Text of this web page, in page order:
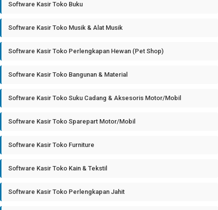
Software Kasir Toko Buku
Software Kasir Toko Musik & Alat Musik
Software Kasir Toko Perlengkapan Hewan (Pet Shop)
Software Kasir Toko Bangunan & Material
Software Kasir Toko Suku Cadang & Aksesoris Motor/Mobil
Software Kasir Toko Sparepart Motor/Mobil
Software Kasir Toko Furniture
Software Kasir Toko Kain & Tekstil
Software Kasir Toko Perlengkapan Jahit